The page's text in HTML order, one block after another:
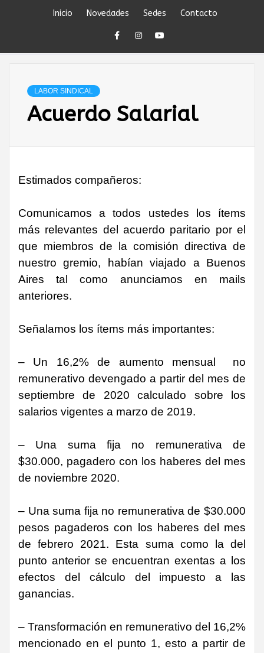
Inicio Novedades Sedes Contacto
PERSONAL
JERÁRQUICO Y
PROFESIONAL
DEL
PETRÓLEO,
GAS PRIVADO
Y QUÍMICOS DE
CUYO
LABOR SINDICAL
Acuerdo Salarial
Estimados compañeros:
Comunicamos a todos ustedes los ítems
más relevantes del acuerdo paritario por el
que miembros de la comisión directiva de
nuestro gremio, habían viajado a Buenos
Aires tal como anunciamos en mails
anteriores.
Señalamos los ítems más importantes:
– Un 16,2% de aumento mensual no
remunerativo devengado a partir del mes de
septiembre de 2020 calculado sobre los
salarios vigentes a marzo de 2019.
– Una suma fija no remunerativa de
$30.000, pagadero con los haberes del mes
de noviembre 2020.
– Una suma fija no remunerativa de $30.000
pesos pagaderos con los haberes del mes
de febrero 2021. Esta suma como la del
punto anterior se encuentran exentas a los
efectos del cálculo del impuesto a las
ganancias.
– Transformación en remunerativo del 16,2%
mencionado en el punto 1, esto a partir de